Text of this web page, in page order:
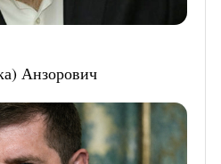
Анзорович